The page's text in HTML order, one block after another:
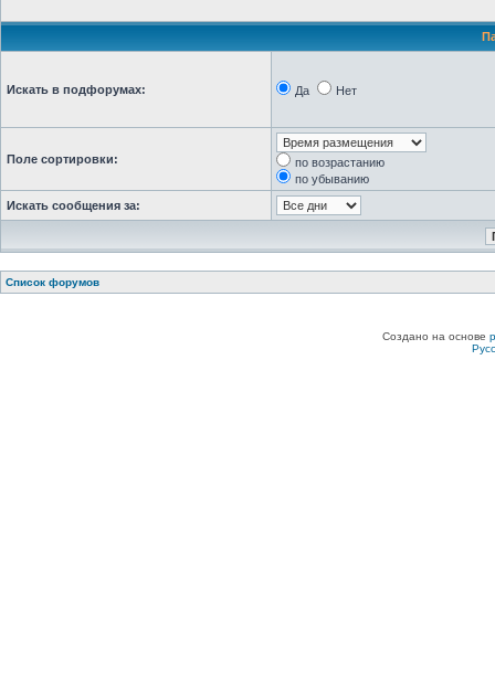
Искать в подфорумах: Да Нет
Поле сортировки:
по возрастанию
по убыванию
Искать сообщения за:
Список форумов
Создано на основе